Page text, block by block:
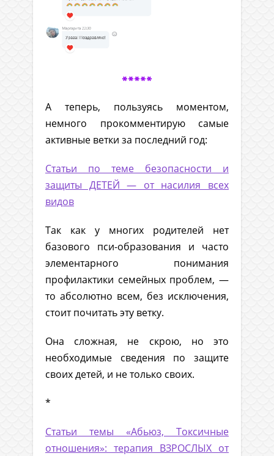
*****
А теперь, пользуясь моментом,
немного прокомментирую самые
активные ветки за последний год:
Статьи по теме безопасности и
защиты ДЕТЕЙ — от насилия всех
видов
Так как у многих родителей нет
базового пси-образования и часто
элементарного понимания
профилактики семейных проблем, —
то абсолютно всем, без исключения,
стоит почитать эту ветку.
Она сложная, не скрою, но это
необходимые сведения по защите
своих детей, и не только своих.
*
Статьи темы «Абьюз, Токсичные
отношения»: терапия ВЗРОСЛЫХ от